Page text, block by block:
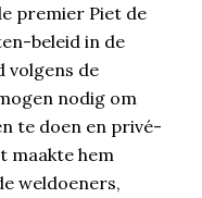
premier Piet de
beleid in de
volgens de
nodig om
te doen en privé-
maakte hem
weldoeners,